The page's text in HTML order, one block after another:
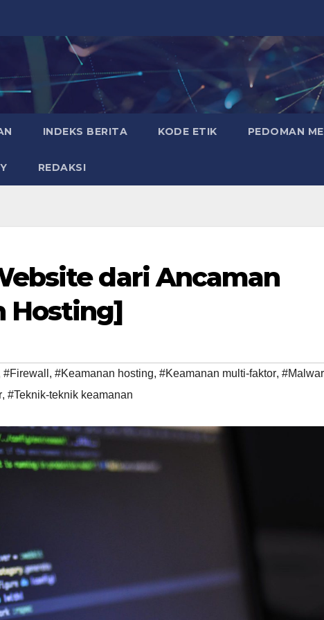
INDEKS BERITA KODE ETIK PEDOMAN
REDAKSI
dari Ancaman
Hosting]
#Firewall , #Keamanan hosting, #Keamanan multi-faktor,
, #Teknik-teknik keamanan